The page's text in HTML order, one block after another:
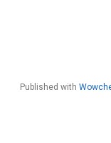
Published with